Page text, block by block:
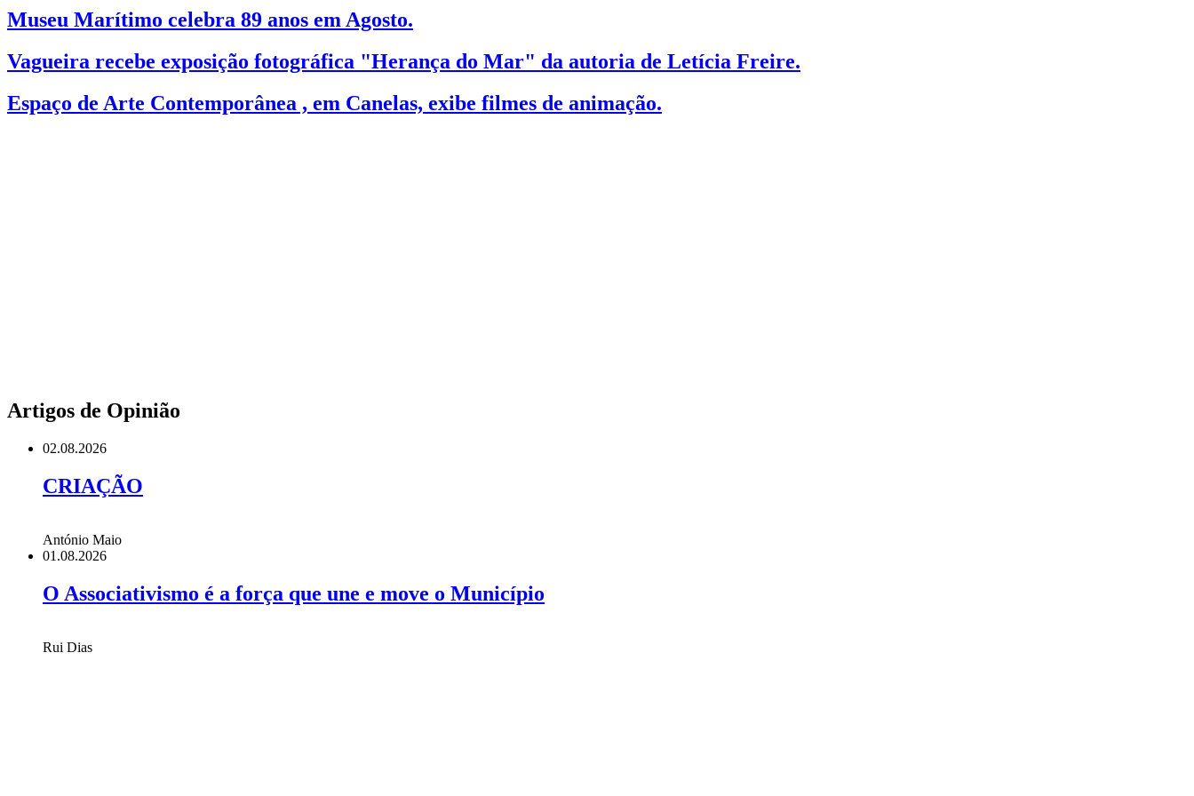
Museu Marítimo celebra 89 anos em Agosto.
Vagueira recebe exposição fotográfica "Herança do Mar" da autoria de Letícia Freire.
Espaço de Arte Contemporânea , em Canelas, exibe filmes de animação.
Artigos de Opinião
02.08.2026
CRIAÇÃO
António Maio
01.08.2026
O Associativismo é a força que une e move o Município
Rui Dias